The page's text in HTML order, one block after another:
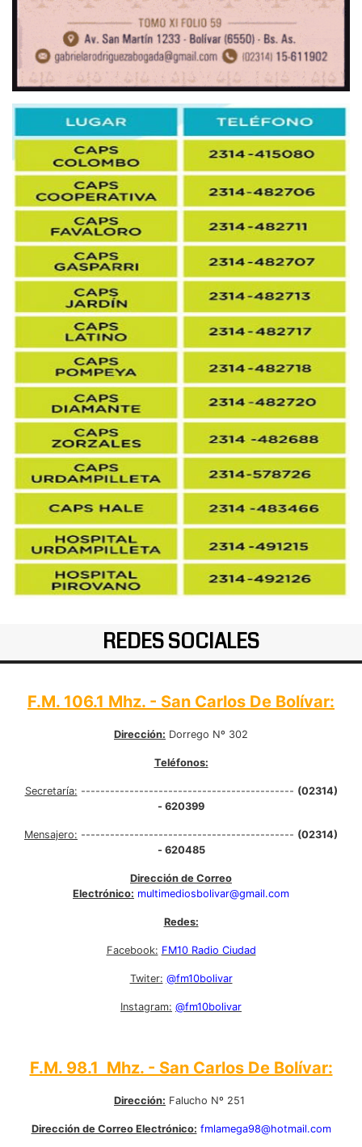
REDES SOCIALES
F.M. 106.1 Mhz. - San Carlos De Bolívar:
Dirección: Dorrego Nº 302
Teléfonos:
Secretaría: -------------------------------------------- (02314)
- 620399
Mensajero: -------------------------------------------- (02314)
- 620485
Dirección de Correo
Electrónico: multimediosbolivar@gmail.com
Redes:
Facebook: FM10 Radio Ciudad
Twiter: @fm10bolivar
Instagram: @fm10bolivar
F.M. 98.1 Mhz. - San Carlos De Bolívar:
Dirección: Falucho Nº 251
Dirección de Correo Electrónico: fmlamega98@hotmail.com